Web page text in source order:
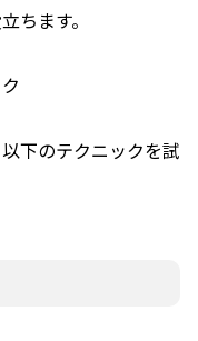
ちます。
下のテクニックを試